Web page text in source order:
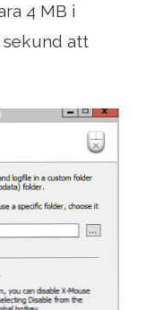
4 MB i
att